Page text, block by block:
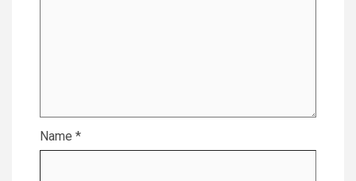
Name *